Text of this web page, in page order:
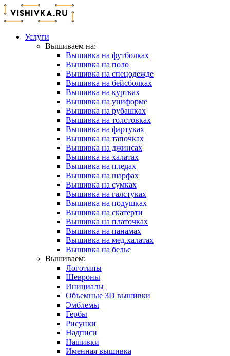
Услуги
Вышиваем на:
Вышивка на футболках
Вышивка на поло
Вышивка на спецодежде
Вышивка на бейсболках
Вышивка на куртках
Вышивка на униформе
Вышивка на рубашках
Вышивка на толстовках
Вышивка на фартуках
Вышивка на тапочках
Вышивка на джинсах
Вышивка на халатах
Вышивка на пледах
Вышивка на шарфах
Вышивка на сумках
Вышивка на галстуках
Вышивка на подушках
Вышивка на скатерти
Вышивка на платочках
Вышивка на панамах
Вышивка на мед.халатах
Вышивка на белье
Вышиваем:
Логотипы
Шевроны
Инициалы
Объемные 3D вышивки
Эмблемы
Гербы
Рисунки
Надписи
Нашивки
Именная вышивка